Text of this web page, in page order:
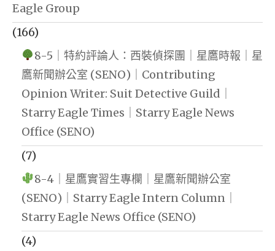
Eagle Group
(166)
8-5｜特約評論人：西裝偵探團｜星鷹時報｜星
鷹新聞辦公室 (SENO)｜Contributing
Opinion Writer: Suit Detective Guild｜
Starry Eagle Times｜Starry Eagle News
Office (SENO)
(7)
8-4｜星鷹實習生專欄｜星鷹新聞辦公室
(SENO)｜Starry Eagle Intern Column｜
Starry Eagle News Office (SENO)
(4)